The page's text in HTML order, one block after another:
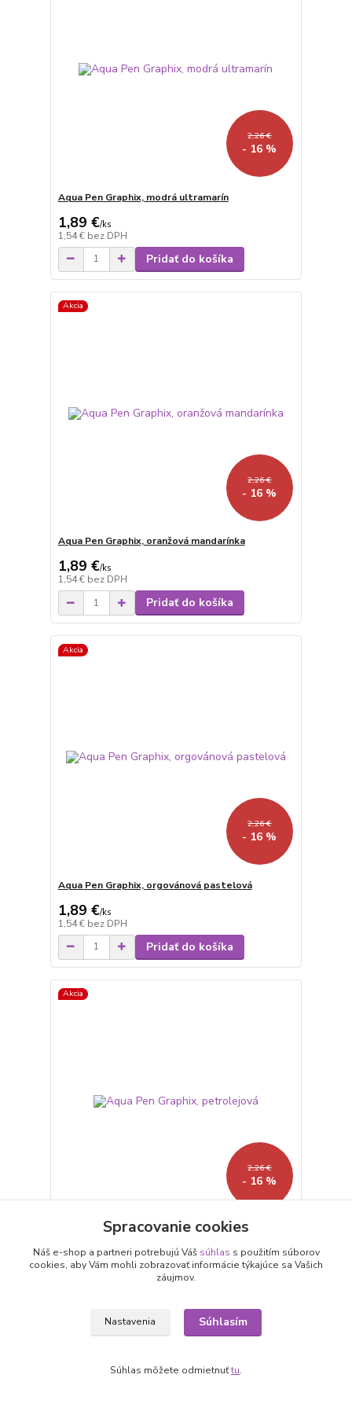
2,26 €
- 16 %
Aqua Pen Graphix, modrá ultramarín
1,89 €/ks
1,54 € bez DPH
Pridať do košíka
Akcia
2,26 €
- 16 %
Aqua Pen Graphix, oranžová mandarínka
1,89 €/ks
1,54 € bez DPH
Pridať do košíka
Akcia
2,26 €
- 16 %
Aqua Pen Graphix, orgovánová pastelová
1,89 €/ks
1,54 € bez DPH
Pridať do košíka
Akcia
2,26 €
- 16 %
Aqua Pen Graphix, petrolejová
1,89 €/ks
1,54 € bez DPH
Spracovanie cookies
Náš e-shop a partneri potrebujú Váš súhlas s použitím súborov
cookies, aby Vám mohli zobrazovať informácie týkajúce sa Vašich
záujmov.
Nastavenia Súhlasím
Súhlas môžete odmietnuťtu.